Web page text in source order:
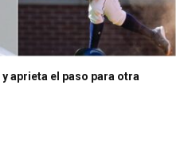
aprieta el paso para otra